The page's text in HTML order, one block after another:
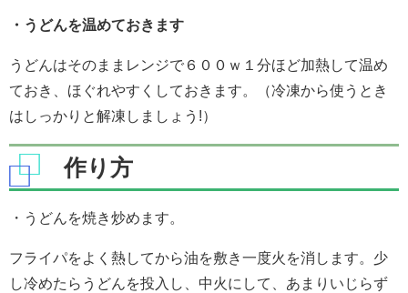
・うどんを温めておきます
うどんはそのままレンジで６００ｗ１分ほど加熱して温め
ておき、ほぐれやすくしておきます。（冷凍から使うとき
はしっかりと解凍しましょう!）
作り方
・うどんを焼き炒めます。
フライパをよく熱してから油を敷き一度火を消します。少
し冷めたらうどんを投入し、中火にして、あまりいじらず